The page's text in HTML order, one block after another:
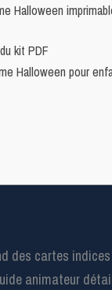
Halloween
kit PDF
Halloween pour
des cartes
animateur